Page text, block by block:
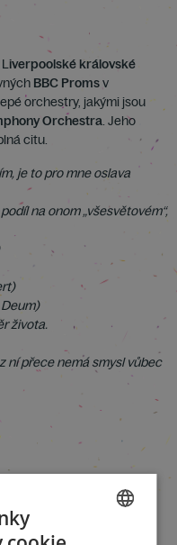
iverpoolské královské
BBC Promsv
orchestry, jakými jsou
Orchestra. Jeho
citu.
je to pro mne oslava
na onom „všesvětovém“,
života.
ní přece nemá smysl vůbec
zároveň jako